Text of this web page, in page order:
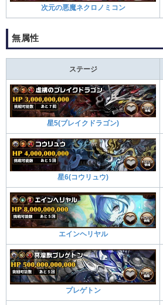
次元の悪魔ネクロノミコン
無属性
ステージ
星5(ブレイクドラゴン)
星6(コウリュウ)
エインヘリヤル
プレゲトン